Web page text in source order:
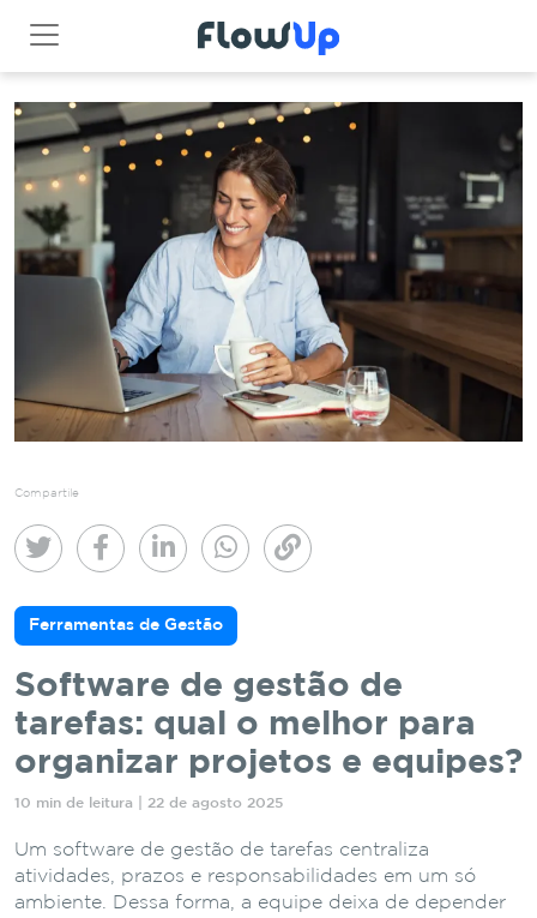
Compartile
Ferramentas de Gestão
Software de gestão de
tarefas: qual o melhor para
organizar projetos e equipes?
10 min de leitura | 22 de agosto 2025
Um software de gestão de tarefas centraliza
atividades, prazos e responsabilidades em um só
ambiente. Dessa forma, a equipe deixa de depender